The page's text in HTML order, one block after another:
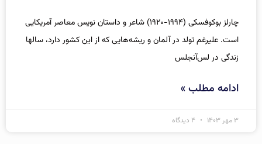
چارلز بوکوفسکی (۱۹۹۴-۱۹۲۰) شاعر و داستان نویس معاصر آمریکایی
است. علیرغم تولد در آلمان و ریشه‌هایی که از این کشور دارد، سالها
زندگی در لس‌آنجلس
ادامه مطلب »
۳ مهر ۱۴۰۳